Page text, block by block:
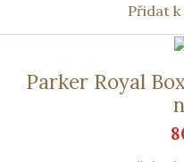
Přidat k
Parker Royal